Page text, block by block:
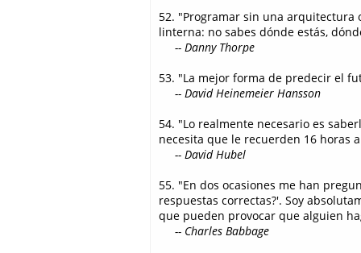
52. "Programar sin una arquitectura
linterna: no sabes dónde estás,
-- Danny Thorpe
53. "La mejor forma de predecir el
-- David Heinemeier Hansson
54. "Lo realmente necesario es
necesita que le recuerden 16 horas
-- David Hubel
55. "En dos ocasiones me han
respuestas correctas?'. Soy
que pueden provocar que alguien
-- Charles Babbage